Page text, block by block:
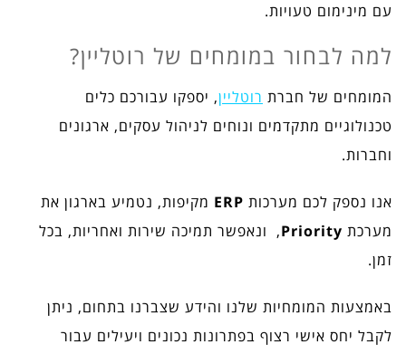
עם מינימום טעויות.
למה לבחור במומחים של רוטליין?
המומחים של חברת רוטליין, יספקו עבורכם כלים
טכנולוגיים מתקדמים ונוחים לניהול עסקים, ארגונים
וחברות.
אנו נספק לכם מערכות ERP מקיפות, נטמיע בארגון את
מערכת Priority, ונאפשר תמיכה שירות ואחריות, בכל
זמן.
באמצעות המומחיות שלנו והידע שצברנו בתחום, ניתן
לקבל יחס אישי רצוף בפתרונות נכונים ויעילים עבור